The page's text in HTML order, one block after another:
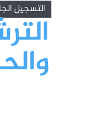
التسجيل